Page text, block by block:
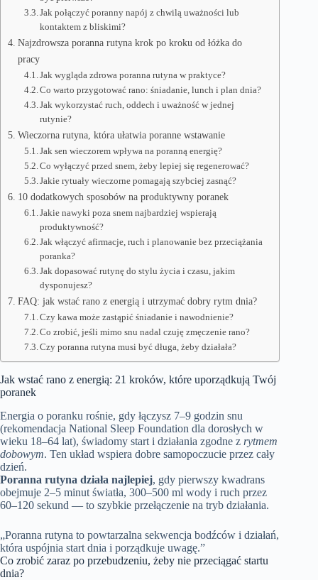
Jak połączyć poranny napój z chwilą uważności lub
kontaktem z bliskimi?
Najzdrowsza poranna rutyna krok po kroku od łóżka do
pracy
Jak wygląda zdrowa poranna rutyna w praktyce?
Co warto przygotować rano: śniadanie, lunch i plan dnia?
Jak wykorzystać ruch, oddech i uważność w jednej
rutynie?
Wieczorna rutyna, która ułatwia poranne wstawanie
Jak sen wieczorem wpływa na poranną energię?
Co wyłączyć przed snem, żeby lepiej się regenerować?
Jakie rytuały wieczorne pomagają szybciej zasnąć?
10 dodatkowych sposobów na produktywny poranek
Jakie nawyki poza snem najbardziej wspierają
produktywność?
Jak włączyć afirmacje, ruch i planowanie bez przeciążania
poranka?
Jak dopasować rutynę do stylu życia i czasu, jakim
dysponujesz?
FAQ: jak wstać rano z energią i utrzymać dobry rytm dnia?
Czy kawa może zastąpić śniadanie i nawodnienie?
Co zrobić, jeśli mimo snu nadal czuję zmęczenie rano?
Czy poranna rutyna musi być długa, żeby działała?
Jak wstać rano z energią: 21 kroków, które uporządkują Twój
poranek
Energia o poranku rośnie, gdy łączysz 7–9 godzin snu
(rekomendacja National Sleep Foundation dla dorosłych w
wieku 18–64 lat), świadomy start i działania zgodne z rytmem
dobowym. Ten układ wspiera dobre samopoczucie przez cały
dzień.
Poranna rutyna działa najlepiej, gdy pierwszy kwadrans
obejmuje 2–5 minut światła, 300–500 ml wody i ruch przez
60–120 sekund — to szybkie przełączenie na tryb działania.
„Poranna rutyna to powtarzalna sekwencja bodźców i działań,
która uspójnia start dnia i porządkuje uwagę.”
Co zrobić zaraz po przebudzeniu, żeby nie przeciągać startu
dnia?